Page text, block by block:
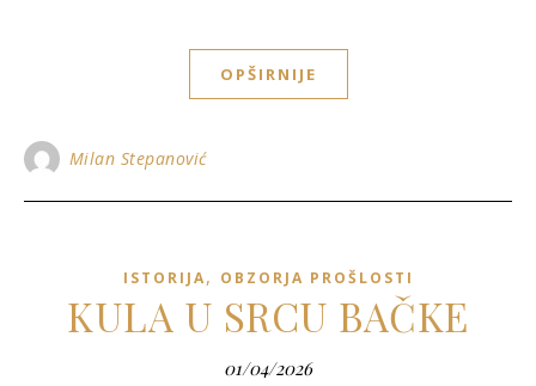
OPŠIRNIJE
Milan Stepanović
ISTORIJA, OBZORJA PROŠLOSTI
KULA U SRCU BAČKE
01/04/2026